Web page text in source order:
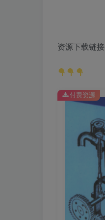
资源下载链接
付费资源